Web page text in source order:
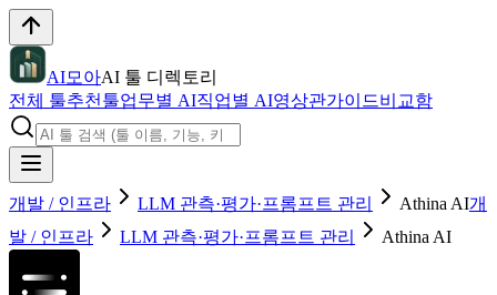
AI모아AI 툴 디렉토리
전체 툴추천툴업무별 AI직업별 AI영상관가이드비교함
개발 / 인프라 LLM 관측·평가·프롬프트 관리 Athina AI개
발 / 인프라
LLM 관측·평가·프롬프트 관리 Athina AI